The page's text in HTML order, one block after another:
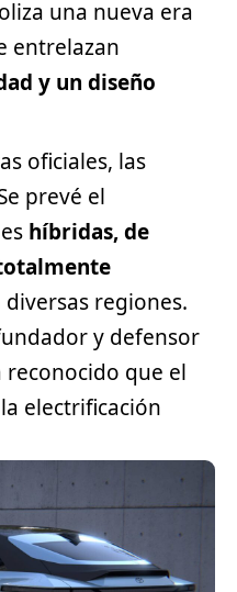
una nueva era
entrelazan
y un diseño
oficiales, las
prevé el
híbridas, de
regiones.
y defensor
que el
electrificación